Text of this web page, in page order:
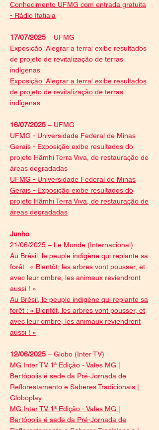
Conhecimento UFMG com entrada gratuita
- Rádio Itatiaia
17/07/2025 – UFMG
Exposição 'Alegrar a terra' exibe resultados
de projeto de revitalização de terras
indígenas
Exposição 'Alegrar a terra' exibe resultados
de projeto de revitalização de terras
indígenas
16/07/2025 – UFMG
UFMG - Universidade Federal de Minas
Gerais - Exposição exibe resultados do
projeto Hãmhi Terra Viva, de restauração de
áreas degradadas
UFMG - Universidade Federal de Minas
Gerais - Exposição exibe resultados do
projeto Hãmhi Terra Viva, de restauração de
áreas degradadas
Junho
21/06/2025 – Le Monde (Internacional)
Au Brésil, le peuple indigène qui replante sa
forêt : « Bientôt, les arbres vont pousser, et
avec leur ombre, les animaux reviendront
aussi ! »
Au Brésil, le peuple indigène qui replante sa
forêt : « Bientôt, les arbres vont pousser, et
avec leur ombre, les animaux reviendront
aussi ! »
12/06/2025 – Globo (Inter TV)
MG Inter TV 1ª Edição - Vales MG |
Bertópolis é sede da Pré-Jornada de
Reflorestamento e Saberes Tradicionais |
Globoplay
MG Inter TV 1ª Edição - Vales MG |
Bertópolis é sede da Pré-Jornada de